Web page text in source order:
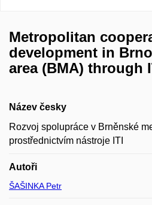
Metropolitan
development in
area (BMA) through
Název česky
Rozvoj spolupráce v Brněnské
prostřednictvím nástroje ITI
Autoři
ŠAŠINKA Petr